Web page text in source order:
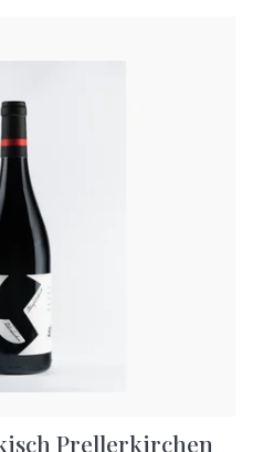
Prellerkirchen